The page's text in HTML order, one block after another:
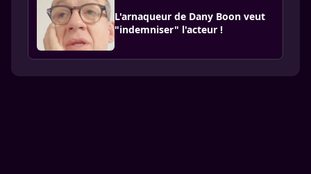
L'arnaqueur de Dany Boon veut
"indemniser" l'acteur !